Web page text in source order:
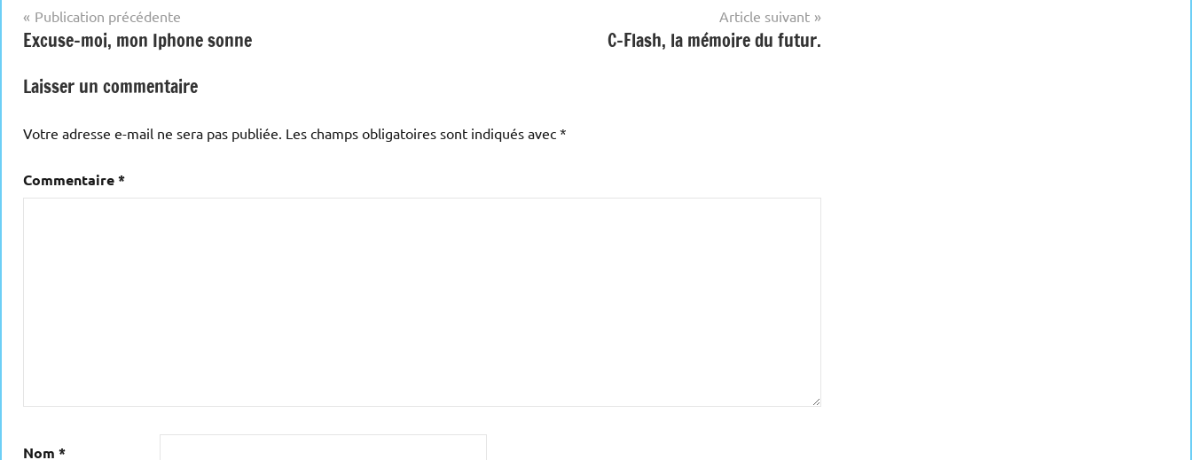
Navigation
de
l’article
Publication précédente
Excuse-moi, mon Iphone sonne
Article suivant
C-Flash, la mémoire du futur.
Laisser un commentaire
Votre adresse e-mail ne sera pas publiée. Les champs obligatoires sont indiqués avec *
Commentaire*
Nom *